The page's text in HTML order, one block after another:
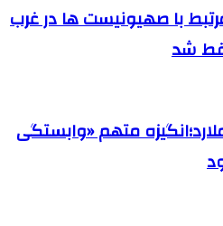
۲۴ فرد مرتبط با صهیونیست ها در غرب
در ملارد؛انگیزه متهم «وابستگی